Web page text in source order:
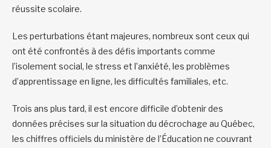
réussite scolaire.
Les perturbations étant majeures, nombreux sont ceux qui
ont été confrontés à des défis importants comme
l’isolement social, le stress et l’anxiété, les problèmes
d’apprentissage en ligne, les difficultés familiales, etc.
Trois ans plus tard, il est encore difficile d’obtenir des
données précises sur la situation du décrochage au Québec,
les chiffres officiels du ministère de l’Éducation ne couvrant